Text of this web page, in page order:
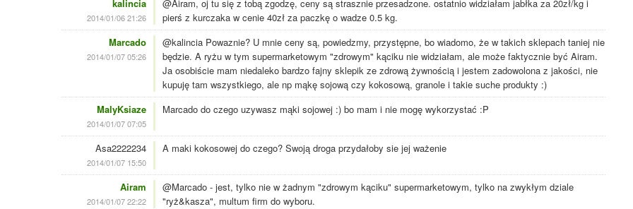
kalincia
2014/01/06 21:26
@Airam, oj tu się z tobą zgodzę, ceny są strasznie przesadzone. ostatnio widziałam jabłka za 20zł/kg i
pierś z kurczaka w cenie 40zł za paczkę o wadze 0.5 kg.
Marcado
2014/01/07 05:26
@kalincia Powaznie? U mnie ceny są, powiedzmy, przystępne, bo wiadomo, że w takich sklepach taniej nie
będzie. A ryżu w tym supermarketowym "zdrowym" kąciku nie widziałam, ale może faktycznie być Airam.
Ja osobiście mam niedaleko bardzo fajny sklepik ze zdrową żywnością i jestem zadowolona z jakości, nie
kupuję tam wszystkiego, ale np mąkę sojową czy kokosową, granole i takie suche produkty :)
MalyKsiaze
2014/01/07 07:05
Marcado do czego uzywasz mąki sojowej :) bo mam i nie mogę wykorzystać :P
Asa2222234
2014/01/07 15:50
A maki kokosowej do czego? Swoją droga przydałoby sie jej ważenie
Airam
2014/01/07 22:22
@Marcado - jest, tylko nie w żadnym "zdrowym kąciku" supermarketowym, tylko na zwykłym dziale
"ryż&kasza", multum firm do wyboru.